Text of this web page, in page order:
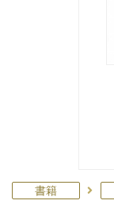
書籍